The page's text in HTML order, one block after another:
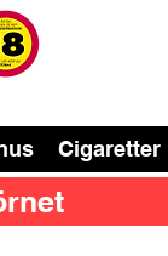
Cigaretter